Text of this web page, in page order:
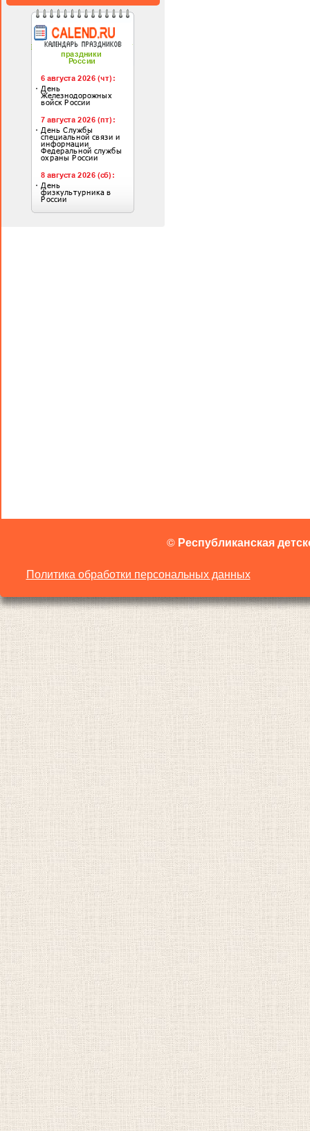
© Республиканская
Политика обработки персональных данных